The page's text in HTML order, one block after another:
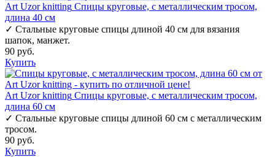
Art Uzor knitting Спицы круговые, с металлическим тросом,
длина 40 см
✓ Стальные круговые спицы длиной 40 см для вязания
шапок, манжет.
90 руб.
Купить
Art Uzor knitting Спицы круговые, с металлическим тросом,
длина 60 см
✓ Стальные круговые спицы длиной 60 см с металлическим
тросом.
90 руб.
Купить